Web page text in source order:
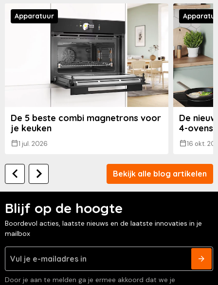
Apparatuur
De 5 beste combi magnetrons voor
je keuken
1 jul. 2026
De
4-ovens
16 okt.
Bekijk alle blog artikelen
Blijf op de hoogte
Boordevol acties, laatste nieuws en de laatste innovaties in je
mailbox
Door je aan te melden ga je ermee akkoord dat we je